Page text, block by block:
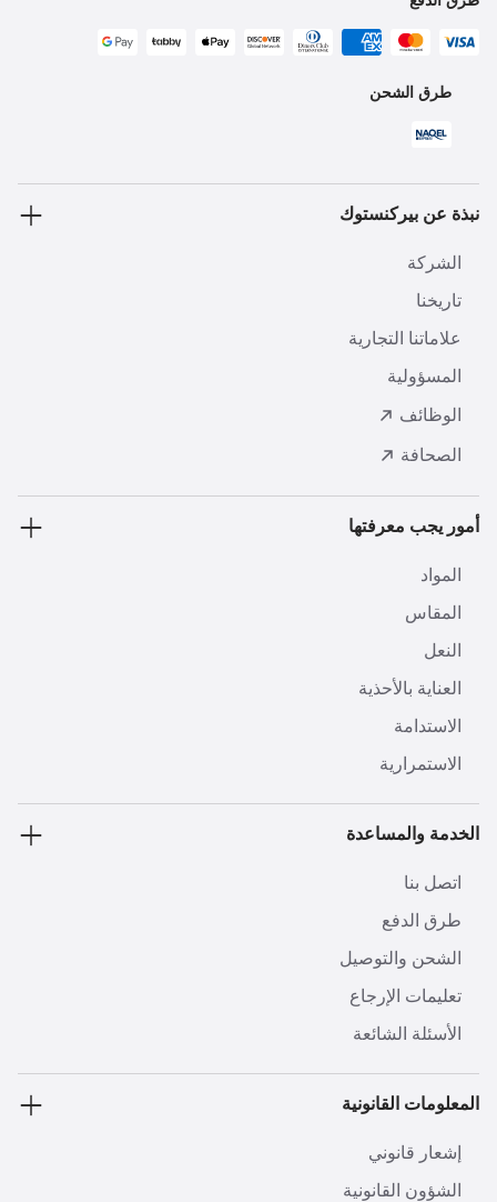
طرق الشحن
نبذة عن بيركنستوك
الشركة
تاريخنا
علاماتنا التجارية
المسؤولية
الوظائف
الصحافة
أمور يجب معرفتها
المواد
المقاس
النعل
العناية بالأحذية
الاستدامة
الاستمرارية
الخدمة والمساعدة
اتصل بنا
طرق الدفع
الشحن والتوصيل
تعليمات الإرجاع
الأسئلة الشائعة
المعلومات القانونية
إشعار قانوني
الشؤون القانونية